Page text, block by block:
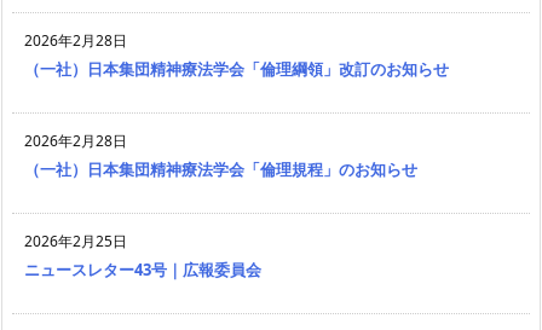
2026年2月28日
（一社）日本集団精神療法学会「倫理綱領」改訂のお知らせ
2026年2月28日
（一社）日本集団精神療法学会「倫理規程」のお知らせ
2026年2月25日
ニュースレター43号｜広報委員会